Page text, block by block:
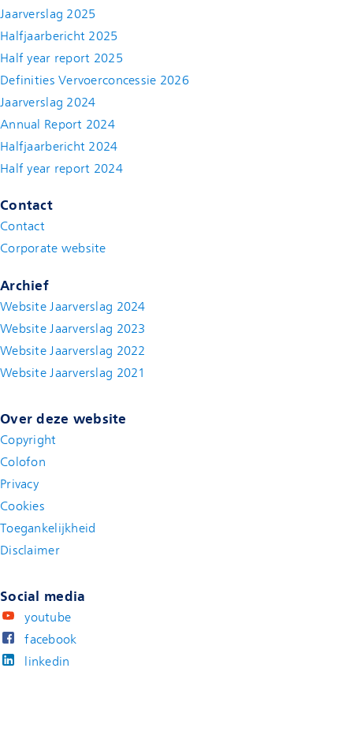
Jaarverslag 2025
Halfjaarbericht 2025
Half year report 2025
Definities Vervoerconcessie 2026
Jaarverslag 2024
Annual Report 2024
Halfjaarbericht 2024
Half year report 2024(new window)
Contact
Contact
Corporate website
Archief
Website Jaarverslag 2024
Website Jaarverslag 2023
Website Jaarverslag 2022
Website Jaarverslag 2021
Over deze website
Copyright
Colofon
Privacy
Cookies
Toegankelijkheid
Disclaimer(new window)
Social media
youtube
facebook
linkedin